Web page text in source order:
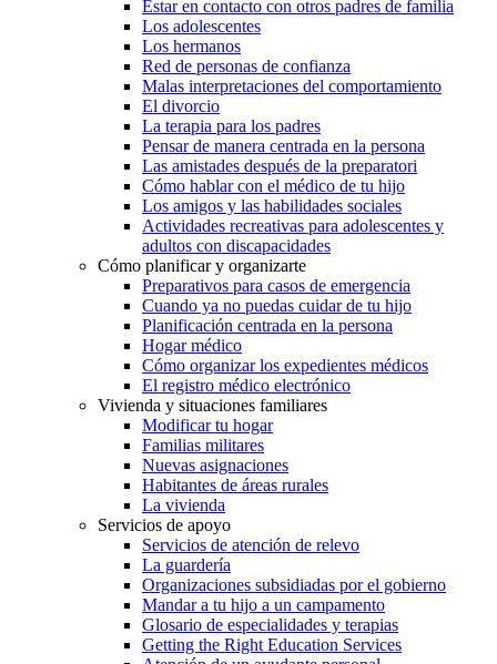
Estar en contacto con otros padres de familia
Los adolescentes
Los hermanos
Red de personas de confianza
Malas interpretaciones del comportamiento
El divorcio
La terapia para los padres
Pensar de manera centrada en la persona
Las amistades después de la preparatori
Cómo hablar con el médico de tu hijo
Los amigos y las habilidades sociales
Actividades recreativas para adolescentes y
adultos con discapacidades
Cómo planificar y organizarte
Preparativos para casos de emergencia
Cuando ya no puedas cuidar de tu hijo
Planificación centrada en la persona
Hogar médico
Cómo organizar los expedientes médicos
El registro médico electrónico
Vivienda y situaciones familiares
Modificar tu hogar
Familias militares
Nuevas asignaciones
Habitantes de áreas rurales
La vivienda
Servicios de apoyo
Servicios de atención de relevo
La guardería
Organizaciones subsidiadas por el gobierno
Mandar a tu hijo a un campamento
Glosario de especialidades y terapias
Getting the Right Education Services